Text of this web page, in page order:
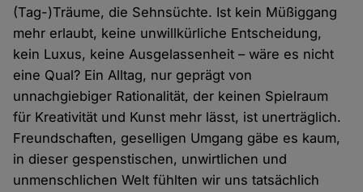
(Tag-)Träume, die Sehnsüchte. Ist kein Müßiggang
mehr erlaubt, keine unwillkürliche Entscheidung,
kein Luxus, keine Ausgelassenheit – wäre es nicht
eine Qual? Ein Alltag, nur geprägt von
unnachgiebiger Rationalität, der keinen Spielraum
für Kreativität und Kunst mehr lässt, ist unerträglich.
Freundschaften, geselligen Umgang gäbe es kaum,
in dieser gespenstischen, unwirtlichen und
unmenschlichen Welt fühlten wir uns tatsächlich